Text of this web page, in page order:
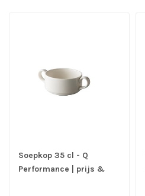
Soepkop 35 cl - Q
Performance | prijs &